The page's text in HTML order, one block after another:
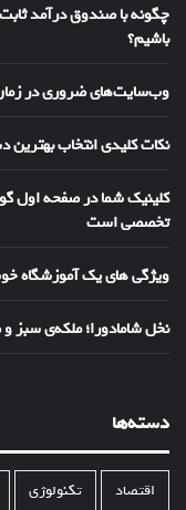
چگونه با صندوق درآمد
باشیم؟
وب‌سایت‌های ضروری در
نکات کلیدی انتخاب بهترین
کلینیک شما در صفحه اول
تخصصی است
ویژگی های یک آموزشگاه
نخل شامادورا؛ ملکه‌ی سبز
دسته‌ها
اقتصاد تکنولوژی